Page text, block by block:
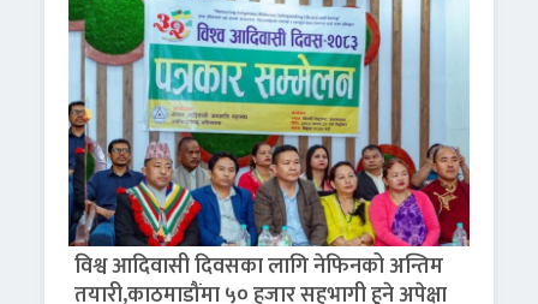
विश्व आदिवासी दिवसका लागि नेफिनको अन्तिम
तयारी,काठमाडौंमा ५० हजार सहभागी हुने अपेक्षा